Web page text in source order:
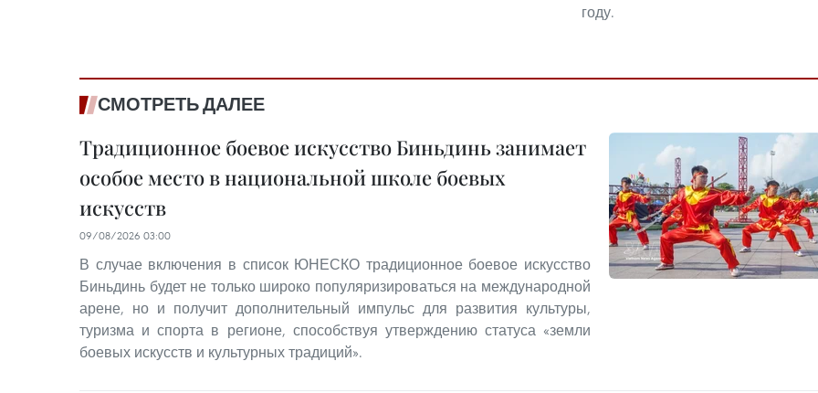
году.
СМОТРЕТЬ ДАЛЕЕ
Традиционное боевое искусство Биньдинь занимает
особое место в национальной школе боевых
искусств
09/08/2026 03:00
В случае включения в список ЮНЕСКО традиционное боевое искусство
Биньдинь будет не только широко популяризироваться на международной
арене, но и получит дополнительный импульс для развития культуры,
туризма и спорта в регионе, способствуя утверждению статуса «земли
боевых искусств и культурных традиций».